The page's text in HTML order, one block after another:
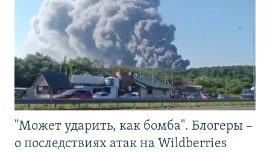
"Может ударить, как бомба". Блогеры –
о последствиях атак на Wildberries